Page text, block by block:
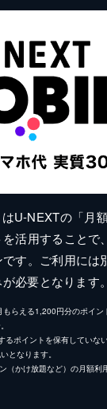
はU-NEXTの「月
活用することで
す。ご利用には
必要となります。
らえる1,200円分のポイ
るポイントを保有していな
となります。
（かけ放題など）の月額利